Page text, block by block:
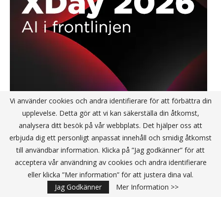
Vi använder cookies och andra identifierare för att förbättra din
upplevelse. Detta gör att vi kan säkerställa din åtkomst,
analysera ditt besök på vår webbplats. Det hjälper oss att
erbjuda dig ett personligt anpassat innehåll och smidig åtkomst
till användbar information. Klicka på ”Jag godkänner” för att
acceptera vår användning av cookies och andra identifierare
eller klicka ”Mer information” för att justera dina val.
Jag Godkänner
Mer Information >>